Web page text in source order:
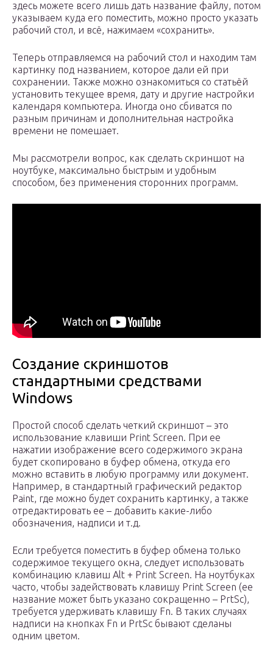
здесь можете всего лишь дать название файлу, потом
указываем куда его поместить, можно просто указать
рабочий стол, и всё, нажимаем «сохранить».
Теперь отправляемся на рабочий стол и находим там
картинку под названием, которое дали ей при
сохранении. Также можно ознакомиться со статьёй
установить текущее время, дату и другие настройки
календаря компьютера. Иногда оно сбиватся по
разным причинам и дополнительная настройка
времени не помешает.
Мы рассмотрели вопрос, как сделать скриншот на
ноутбуке, максимально быстрым и удобным
способом, без применения сторонних программ.
Создание скриншотов
стандартными средствами
Windows
Простой способ сделать четкий скриншот – это
использование клавиши Print Screen. При ее
нажатии изображение всего содержимого экрана
будет скопировано в буфер обмена, откуда его
можно вставить в любую программу или документ.
Например, в стандартный графический редактор
Paint, где можно будет сохранить картинку, а также
отредактировать ее – добавить какие-либо
обозначения, надписи и т.д.
Если требуется поместить в буфер обмена только
содержимое текущего окна, следует использовать
комбинацию клавиш Alt + Print Screen. На ноутбуках
часто, чтобы задействовать клавишу Print Screen (ее
название может быть указано сокращенно – PrtSc),
требуется удерживать клавишу Fn. В таких случаях
надписи на кнопках Fn и PrtSc бывают сделаны
одним цветом.